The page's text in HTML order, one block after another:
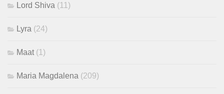
Lord Shiva (11)
Lyra (24)
Maat (1)
Maria Magdalena (209)